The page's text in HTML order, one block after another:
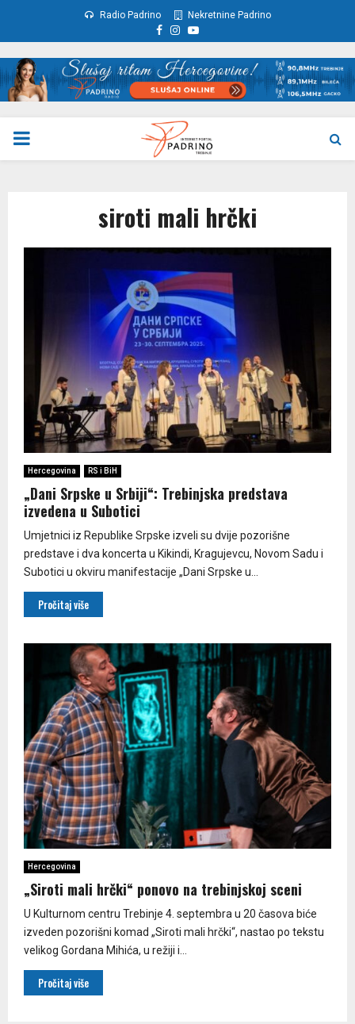
Radio Padrino Nekretnine Padrino
Facebook
Instagram
Youtube
PRIMARY
siroti mali hrčki
Hercegovina RS i BiH
„Dani Srpske u Srbiji“: Trebinjska predstava
izvedena u Subotici
Umjetnici iz Republike Srpske izveli su dvije pozorišne
predstave i dva koncerta u Kikindi, Kragujevcu, Novom Sadu i
Subotici u okviru manifestacije „Dani Srpske u...
Pročitaj više
Hercegovina
„Siroti mali hrčki“ ponovo na trebinjskoj sceni
U Kulturnom centru Trebinje 4. septembra u 20 časova biće
izveden pozorišni komad „Siroti mali hrčki“, nastao po tekstu
velikog Gordana Mihića, u režiji i...
Pročitaj više